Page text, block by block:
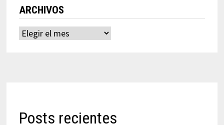
ARCHIVOS
Archivos
Posts recientes